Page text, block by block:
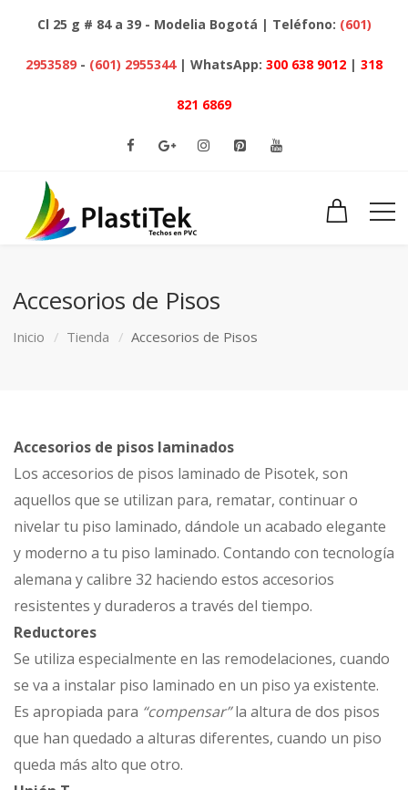
Cl 25 g # 84 a 39 - Modelia Bogotá | Teléfono: (601)
2953589 - (601) 2955344 | WhatsApp: 300 638 9012 | 318
821 6869
Accesorios de Pisos
Inicio Tienda Accesorios de Pisos
Accesorios de pisos laminados
Los accesorios de pisos laminado de Pisotek, son
aquellos que se utilizan para, rematar, continuar o
nivelar tu piso laminado, dándole un acabado elegante
y moderno a tu piso laminado. Contando con tecnología
alemana y calibre 32 haciendo estos accesorios
resistentes y duraderos a través del tiempo.
Reductores
Se utiliza especialmente en las remodelaciones, cuando
se va a instalar piso laminado en un piso ya existente.
Es apropiada para “compensar”la altura de dos pisos
que han quedado a alturas diferentes, cuando un piso
queda más alto que otro.